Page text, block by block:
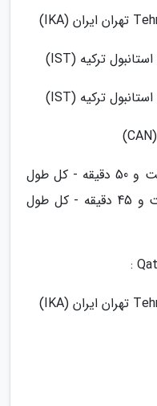
کل طول زمان پرواز در هوا:13 ساعت و 50 دقیقه - کل طول
زمان جابجایی هواپیما ها:6 ساعت و 45 دقیقه - کل طول